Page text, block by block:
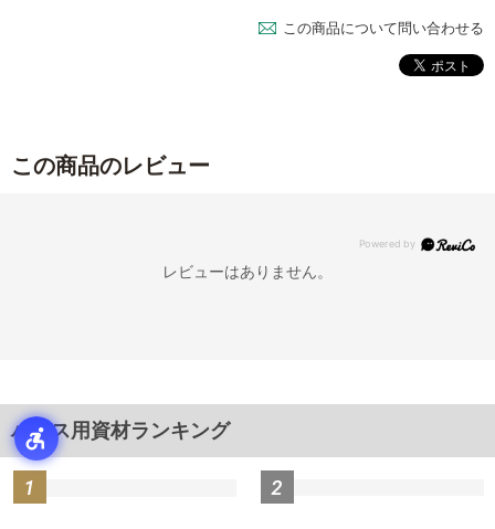
この商品について問い合わせる
この商品のレビュー
レビューはありません。
ハウス用資材ランキング